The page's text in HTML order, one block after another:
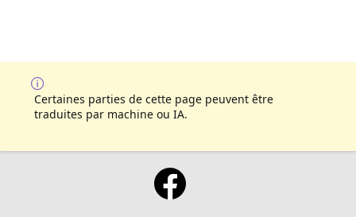
Certaines parties de cette page peuvent être
traduites par machine ou IA.